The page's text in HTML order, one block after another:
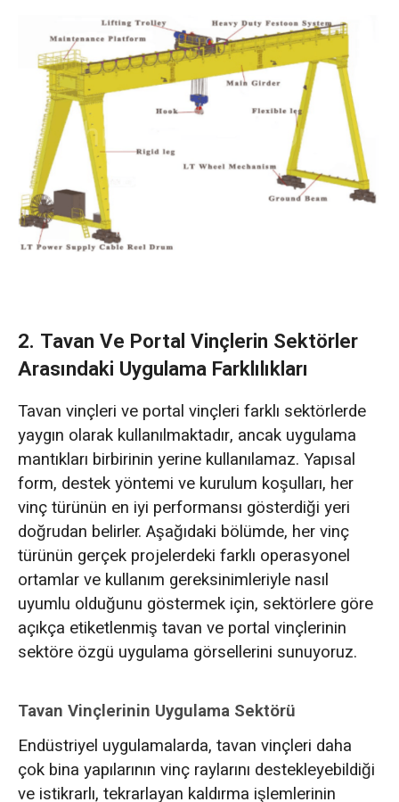
2. Tavan Ve Portal Vinçlerin Sektörler
Arasındaki Uygulama Farklılıkları
Tavan vinçleri ve portal vinçleri farklı sektörlerde
yaygın olarak kullanılmaktadır, ancak uygulama
mantıkları birbirinin yerine kullanılamaz. Yapısal
form, destek yöntemi ve kurulum koşulları, her
vinç türünün en iyi performansı gösterdiği yeri
doğrudan belirler. Aşağıdaki bölümde, her vinç
türünün gerçek projelerdeki farklı operasyonel
ortamlar ve kullanım gereksinimleriyle nasıl
uyumlu olduğunu göstermek için, sektörlere göre
açıkça etiketlenmiş tavan ve portal vinçlerinin
sektöre özgü uygulama görsellerini sunuyoruz.
Tavan Vinçlerinin Uygulama Sektörü
Endüstriyel uygulamalarda, tavan vinçleri daha
çok bina yapılarının vinç raylarını destekleyebildiği
ve istikrarlı, tekrarlayan kaldırma işlemlerinin